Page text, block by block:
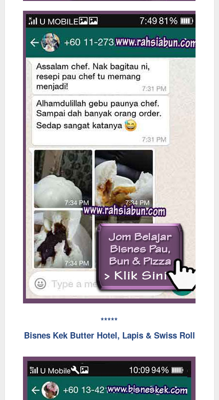
*****
Bisnes Kek Butter Hotel, Lapis & Swiss Roll